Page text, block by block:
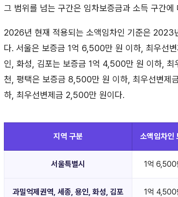
그 범위를 넘는 구간은 임차보증금과 소득 구간
2026년 현재 적용되는 소액임차인 기준은 2023
다. 서울은 보증금 1억 6,500만 원 이하, 최우선
인, 화성, 김포는 보증금 1억 4,500만 원 이하,
천, 평택은 보증금 8,500만 원 이하, 최우선변제
하, 최우선변제금 2,500만 원이다.
지역 구분 소액임차인
서울특별시 1억 6,500
과밀억제권역, 세종, 용인, 화성, 김포 1억 4,500